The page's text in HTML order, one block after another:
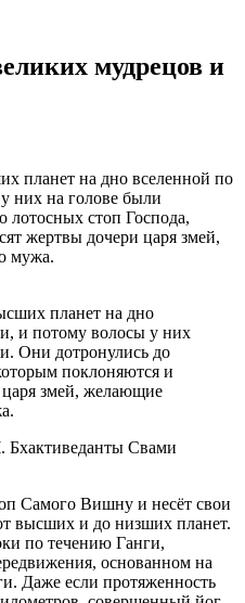
мудрецов и
планет на дно
и потому волосы у них
Они дотронулись до
поклоняются и
змей, желающие
Свами
Самого Вишну и несёт свои
высших и до низших планет.
по течению Ганги,
основанном на
Даже если протяженность